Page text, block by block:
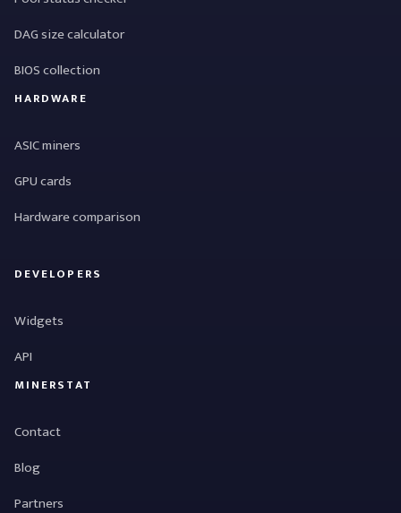
DAG size calculator
BIOS collection
HARDWARE
ASIC miners
GPU cards
Hardware comparison
DEVELOPERS
Widgets
API
MINERSTAT
Contact
Blog
Partners